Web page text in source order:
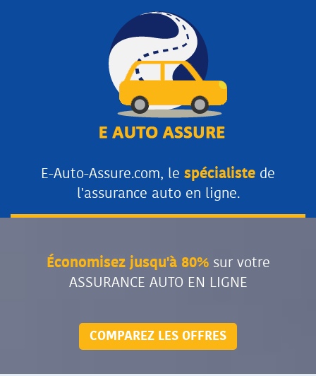
E-Auto-Assure.com, le spécialiste de
l'assurance auto en ligne.
Économisez jusqu'à 80% sur votre
ASSURANCE AUTO EN LIGNE
COMPAREZ LES OFFRES